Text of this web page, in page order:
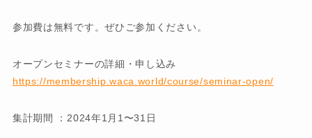
参加費は無料です。ぜひご参加ください。
オープンセミナーの詳細・申し込み
https://membership.waca.world/course/seminar-open/
集計期間 ：2024年1月1〜31日